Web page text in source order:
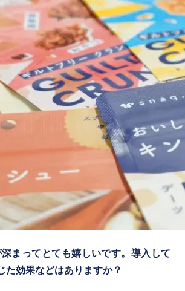
まってとても嬉しいです。導入して
た効果などはありますか？